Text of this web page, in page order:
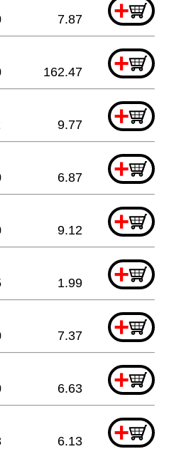
+
7.87
+
162.47
+
9.77
+
6.87
+
9.12
+
1.99
+
7.37
+
6.63
+
6.13